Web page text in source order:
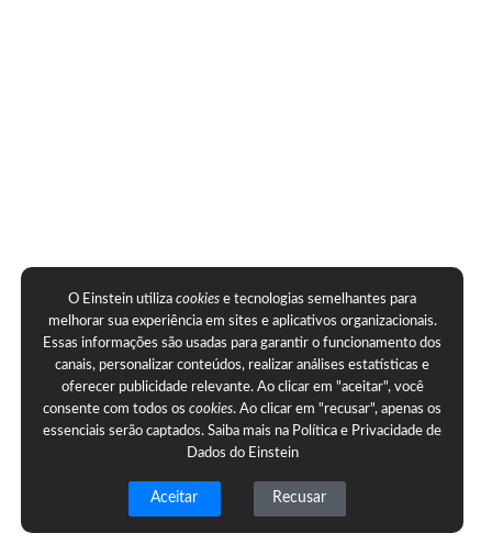
O Einstein utilizacookies e tecnologias semelhantes para
melhorar sua experiência em sites e aplicativos organizacionais.
Essas informações são usadas para garantir o funcionamento dos
canais, personalizar conteúdos, realizar análises estatísticas e
oferecer publicidade relevante. Ao clicar em "aceitar", você
consente com todos oscookies. Ao clicar em "recusar", apenas os
essenciais serão captados. Saiba mais na Política e Privacidade de
Dados do Einstein
Aceitar Recusar